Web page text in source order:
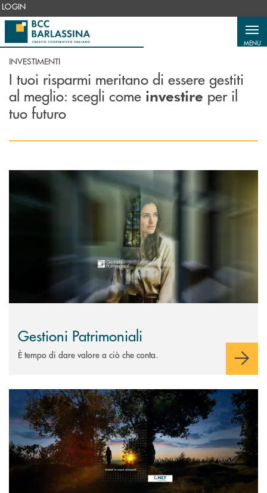
Salta al contenuto principale
LOGIN
MENU
INVESTIMENTI
I tuoi risparmi meritano di essere gestiti
al meglio: scegli come investire per il
tuo futuro
Scopri di più Gestioni Patrimoniali
Gestioni Patrimoniali
È tempo di dare valore a ciò che conta.
Scopri di più Fondi comuni